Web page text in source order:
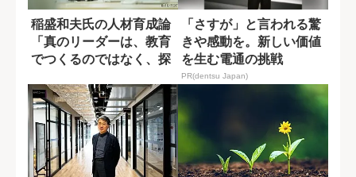
稲盛和夫氏の人材育成論
「真のリーダーは、教育
でつくるのではなく、探
「さすが」と言われる驚
きや感動を。新しい価値
を生む電通の挑戦
PR(dentsu Japan)